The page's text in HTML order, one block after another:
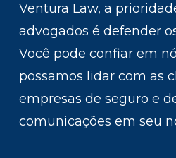
Ventura Law, a
advogados é defender
Você pode confiar em
possamos lidar com as
empresas de seguro e
comunicações em seu